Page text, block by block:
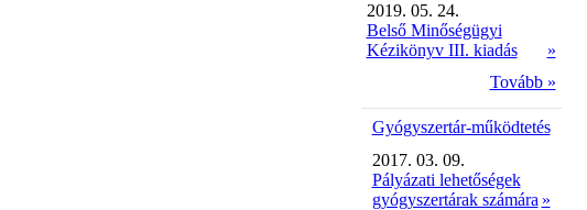
2019. 05. 24.
Belső Minőségügyi
Kézikönyv III. kiadás
»
Tovább »
Gyógyszertár-működtetés
2017. 03. 09.
Pályázati lehetőségek
gyógyszertárak számára »